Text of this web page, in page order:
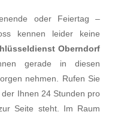
oder Feiertag –
kennen leider keine
Oberndorf
gerade in diesen
nehmen. Rufen Sie
Ihnen 24 Stunden pro
Seite steht. Im Raum